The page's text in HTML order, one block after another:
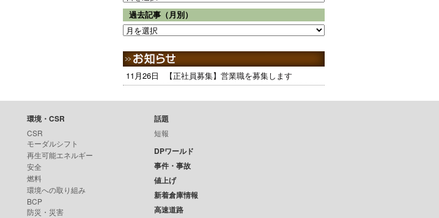
過去記事（月別）
11月26日 【正社員募集】営業職を募集します
環境・CSR
CSR
モーダルシフト
再生可能エネルギー
安全
燃料
環境への取り組み
BCP
防災・災害
話題
短報
DPワールド
事件・事故
値上げ
新着倉庫情報
高速道路